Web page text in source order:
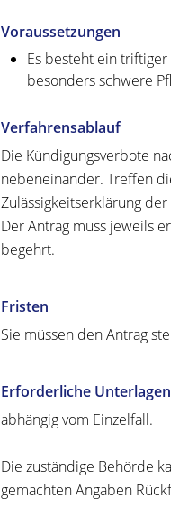
Voraussetzungen
Es besteht ein
besonders schwere
Verfahrensablauf
Die Kündigungsverbote
nebeneinander. Treffen
Zulässigkeitserklärung
Der Antrag muss jeweils
begehrt.
Fristen
Sie müssen den Antrag
Erforderliche Unterlagen
abhängig vom Einzelfall.
Die zuständige Behörde
gemachten Angaben